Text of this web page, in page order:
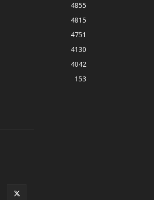
4855
4815
4751
4130
4042
153